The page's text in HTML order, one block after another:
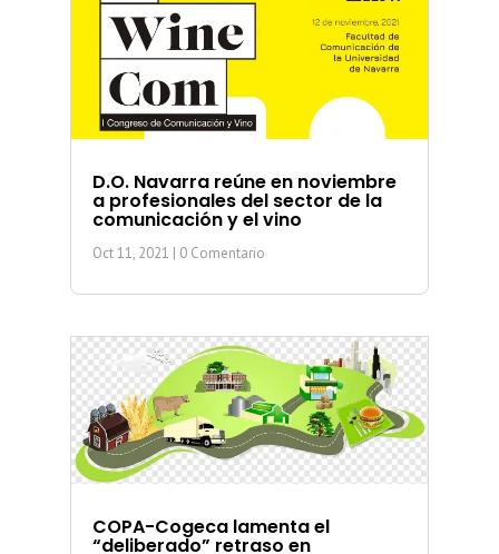
D.O. Navarra reúne en noviembre
a profesionales del sector de la
comunicación y el vino
Oct 11, 2021 | 0 Comentario
COPA-Cogeca lamenta el
“deliberado” retraso en